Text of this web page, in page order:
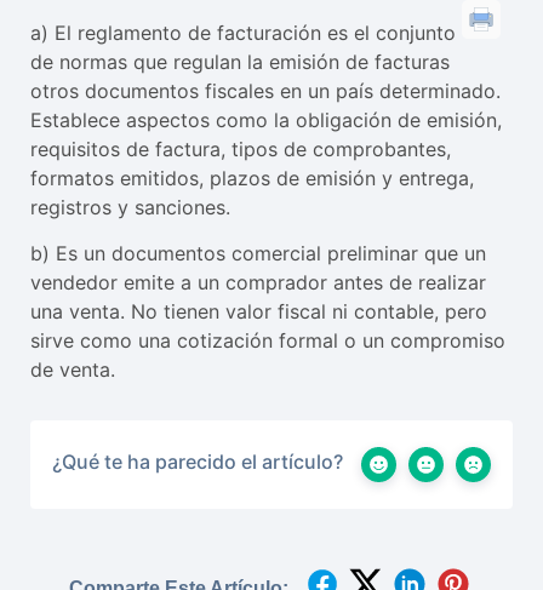
a) El reglamento de facturación es el conjunto
de normas que regulan la emisión de facturas
otros documentos fiscales en un país determinado.
Establece aspectos como la obligación de emisión,
requisitos de factura, tipos de comprobantes,
formatos emitidos, plazos de emisión y entrega,
registros y sanciones.
b) Es un documentos comercial preliminar que un
vendedor emite a un comprador antes de realizar
una venta. No tienen valor fiscal ni contable, pero
sirve como una cotización formal o un compromiso
de venta.
¿Qué te ha parecido el artículo?